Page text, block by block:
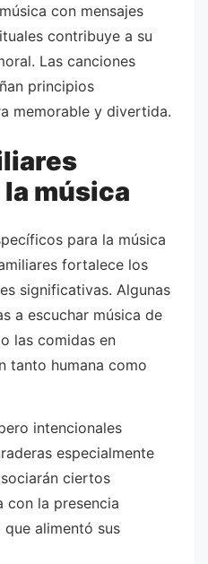
con mensajes
contribuye a su
Las canciones
principios
memorable y divertida.
música
para la música
fortalece los
significativas. Algunas
a escuchar música de
las comidas en
tanto humana como
intencionales
especialmente
ciertos
con la presencia
alimentó sus